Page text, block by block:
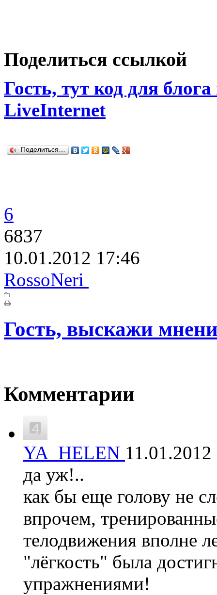
Поделиться ссылкой
Гость, тут код для
LiveInternet
Поделиться…
6
6837
10.01.2012 17:46
RossoNeri
Гость, выскажи
Комментарии
YA_HELEN
да уж!..
как бы еще голову не
впрочем,
телодвижения вполне
"лёгкость" была
упражнениями!